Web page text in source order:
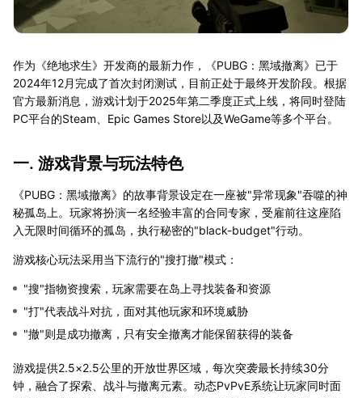
作为《绝地求生》开发商的最新力作，《PUBG：黑域撤离》已于
2024年12月完成了首次封闭测试，目前正处于最终开发阶段。根据
官方最新消息，游戏计划于2025年第二季度正式上线，将同时登陆
PC平台的Steam、Epic Games Store以及WeGame等多个平台。
一. 游戏背景与玩法特色
《PUBG：黑域撤离》的故事背景设定在一座被"异常现象"吞噬的神
秘孤岛上。玩家将扮演一名经验丰富的合同专家，受雇前往这座陷
入无限时间循环的孤岛，执行秘密的"black-budget"行动。
游戏核心玩法采用当下流行的"搜打撤"模式：
"搜"指物资搜索，玩家需要在岛上寻找装备和资源
"打"代表战斗对抗，面对其他玩家和环境威胁
"撤"则是成功撤离，只有安全撤离才能保留获得的装备
游戏提供2.5×2.5公里的开放世界区域，每次突袭最长持续30分
钟，融合了探索、战斗与撤离元素。动态PvPvE系统让玩家同时面